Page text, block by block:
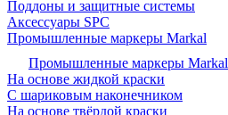
Поддоны и защитные системы
Аксессуары SPC
Промышленные маркеры Markal
Промышленные маркеры Markal
На основе жидкой краски
С шариковым наконечником
На основе твёрдой краски